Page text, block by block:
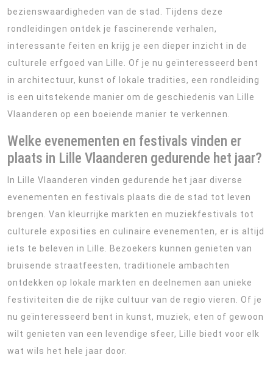
bezienswaardigheden van de stad. Tijdens deze
rondleidingen ontdek je fascinerende verhalen,
interessante feiten en krijg je een dieper inzicht in de
culturele erfgoed van Lille. Of je nu geïnteresseerd bent
in architectuur, kunst of lokale tradities, een rondleiding
is een uitstekende manier om de geschiedenis van Lille
Vlaanderen op een boeiende manier te verkennen.
Welke evenementen en festivals vinden er
plaats in Lille Vlaanderen gedurende het jaar?
In Lille Vlaanderen vinden gedurende het jaar diverse
evenementen en festivals plaats die de stad tot leven
brengen. Van kleurrijke markten en muziekfestivals tot
culturele exposities en culinaire evenementen, er is altijd
iets te beleven in Lille. Bezoekers kunnen genieten van
bruisende straatfeesten, traditionele ambachten
ontdekken op lokale markten en deelnemen aan unieke
festiviteiten die de rijke cultuur van de regio vieren. Of je
nu geïnteresseerd bent in kunst, muziek, eten of gewoon
wilt genieten van een levendige sfeer, Lille biedt voor elk
wat wils het hele jaar door.